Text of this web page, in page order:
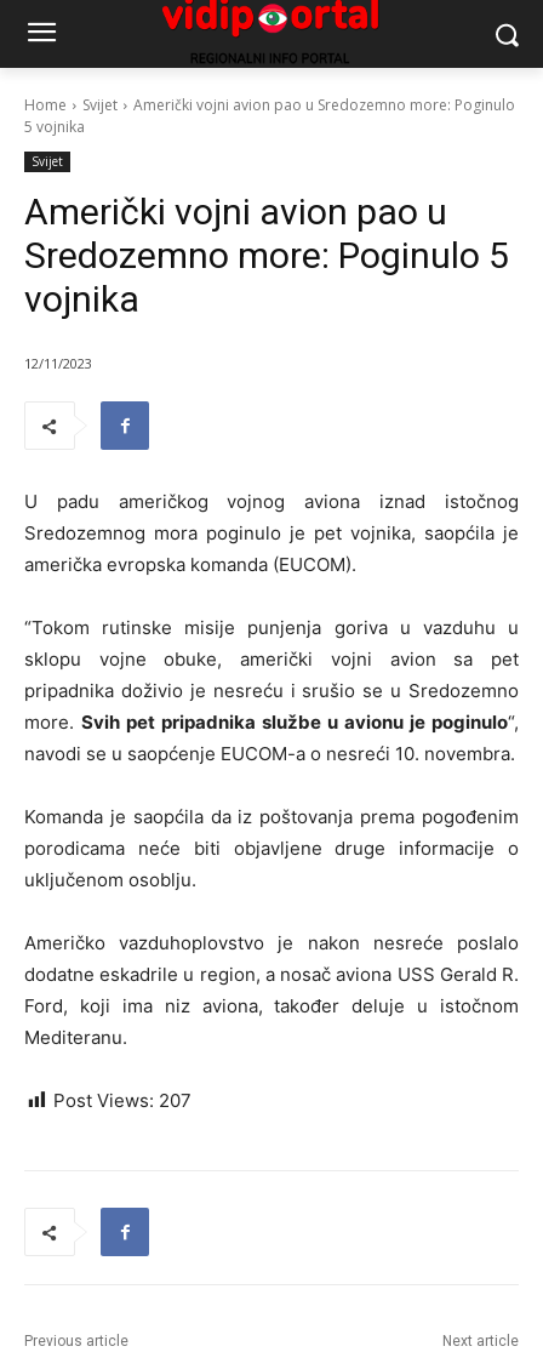
Home Svijet
Američki vojni avion pao u Sredozemno more: Poginulo
5 vojnika
Svijet
Američki vojni avion pao u
Sredozemno more: Poginulo 5
vojnika
12/11/2023
U padu američkog vojnog aviona iznad istočnog
Sredozemnog mora poginulo je pet vojnika, saopćila je
američka evropska komanda (EUCOM).
“Tokom rutinske misije punjenja goriva u vazduhu u
sklopu vojne obuke, američki vojni avion sa pet
pripadnika doživio je nesreću i srušio se u Sredozemno
more. Svih pet pripadnika službe u avionu je poginulo“,
navodi se u saopćenje EUCOM-a o nesreći 10. novembra.
Komanda je saopćila da iz poštovanja prema pogođenim
porodicama neće biti objavljene druge informacije o
uključenom osoblju.
Američko vazduhoplovstvo je nakon nesreće poslalo
dodatne eskadrile u region, a nosač aviona USS Gerald R.
Ford, koji ima niz aviona, također deluje u istočnom
Mediteranu.
Post Views: 207
Previous article Next article